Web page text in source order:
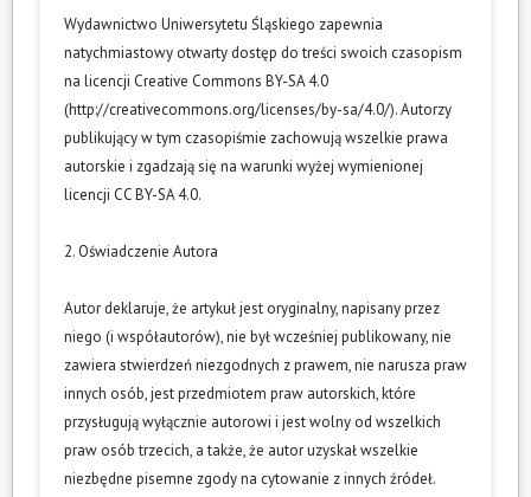
Wydawnictwo Uniwersytetu Śląskiego zapewnia
natychmiastowy otwarty dostęp do treści swoich czasopism
na licencji Creative Commons BY-SA 4.0
(http://creativecommons.org/licenses/by-sa/4.0/). Autorzy
publikujący w tym czasopiśmie zachowują wszelkie prawa
autorskie i zgadzają się na warunki wyżej wymienionej
licencji CC BY-SA 4.0.
2. Oświadczenie Autora
Autor deklaruje, że artykuł jest oryginalny, napisany przez
niego (i współautorów), nie był wcześniej publikowany, nie
zawiera stwierdzeń niezgodnych z prawem, nie narusza praw
innych osób, jest przedmiotem praw autorskich, które
przysługują wyłącznie autorowi i jest wolny od wszelkich
praw osób trzecich, a także, że autor uzyskał wszelkie
niezbędne pisemne zgody na cytowanie z innych źródeł.